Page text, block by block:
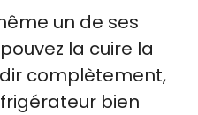
un de ses
la cuire la
complètement,
bien